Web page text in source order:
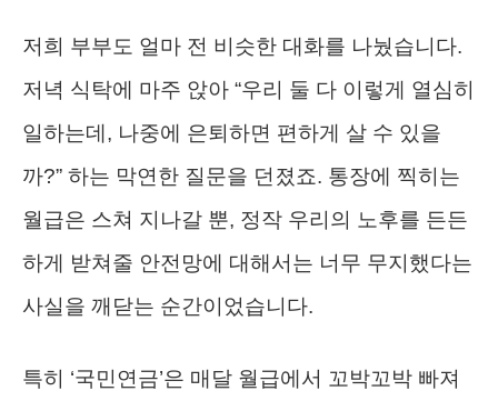
저희 부부도 얼마 전 비슷한 대화를 나눴습니다.
저녁 식탁에 마주 앉아 “우리 둘 다 이렇게 열심히
일하는데, 나중에 은퇴하면 편하게 살 수 있을
까?” 하는 막연한 질문을 던졌죠. 통장에 찍히는
월급은 스쳐 지나갈 뿐, 정작 우리의 노후를 든든
하게 받쳐줄 안전망에 대해서는 너무 무지했다는
사실을 깨닫는 순간이었습니다.
특히 ‘국민연금’은 매달 월급에서 꼬박꼬박 빠져